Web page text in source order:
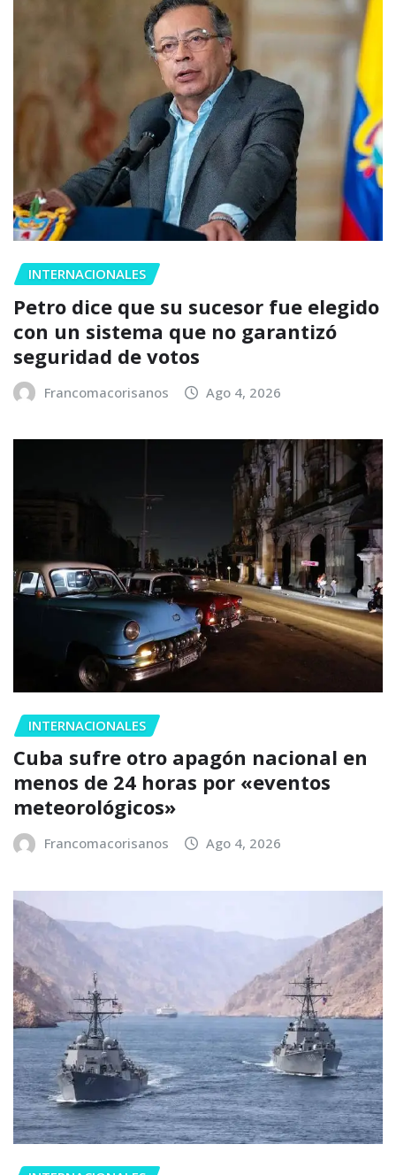
INTERNACIONALES
Petro dice que su sucesor fue elegido
con un sistema que no garantizó
seguridad de votos
Francomacorisanos Ago 4, 2026
INTERNACIONALES
Cuba sufre otro apagón nacional en
menos de 24 horas por «eventos
meteorológicos»
Francomacorisanos Ago 4, 2026